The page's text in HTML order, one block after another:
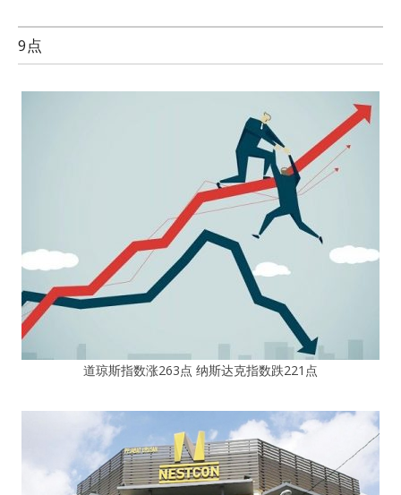
9点
道琼斯指数涨263点 纳斯达克指数跌221点